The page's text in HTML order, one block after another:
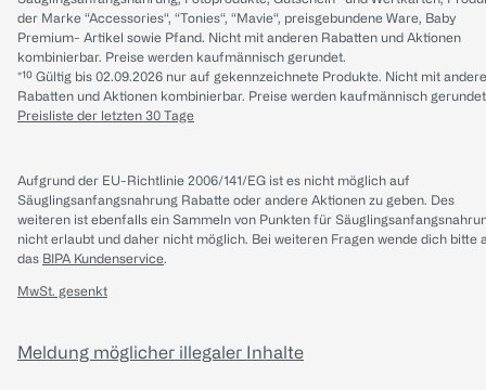
der Marke “Accessories“, “Tonies“, “Mavie“, preisgebundene Ware, Baby
Premium- Artikel sowie Pfand. Nicht mit anderen Rabatten und Aktionen
kombinierbar. Preise werden kaufmännisch gerundet.
*¹⁰ Gültig bis 02.09.2026 nur auf gekennzeichnete Produkte. Nicht mit
Rabatten und Aktionen kombinierbar. Preise werden kaufmännisch
Preisliste der letzten 30 Tage
Aufgrund der EU-Richtlinie 2006/141/EG ist es nicht möglich auf
Säuglingsanfangsnahrung Rabatte oder andere Aktionen zu geben. Des
weiteren ist ebenfalls ein Sammeln von Punkten für
nicht erlaubt und daher nicht möglich. Bei weiteren Fragen wende dich bitte
das BIPA Kundenservice.
MwSt. gesenkt
Meldung möglicher illegaler Inhalte